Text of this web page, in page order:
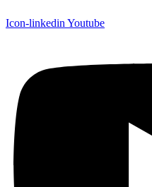
Icon-linkedin Youtube